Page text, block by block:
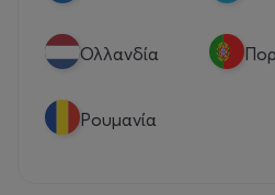
Ολλανδία
Ρουμανία